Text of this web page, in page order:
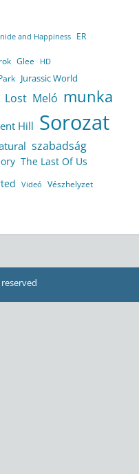
and Happiness ER
Glee HD
Jurassic World
Lost Meló munka
Hill Sorozat
szabadság
The Last Of Us
Videó Vészhelyzet